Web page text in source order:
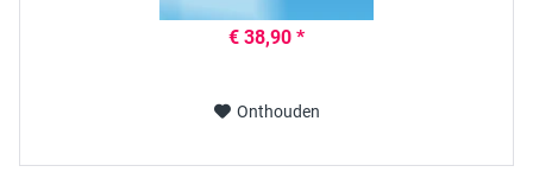
€ 38,90 *
Onthouden